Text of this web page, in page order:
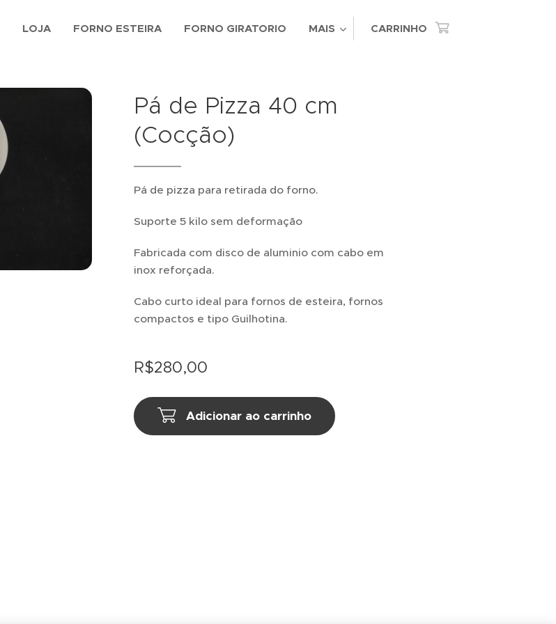
LOJA FORNO ESTEIRA FORNO GIRATORIO MAIS CARRINHO
Pá de Pizza 40 cm
(Cocção)
Pá de pizza para retirada do forno.
Suporte 5 kilo sem deformação
Fabricada com disco de aluminio com cabo em
inox reforçada.
Cabo curto ideal para fornos de esteira, fornos
compactos e tipo Guilhotina.
R$280,00
Adicionar ao carrinho